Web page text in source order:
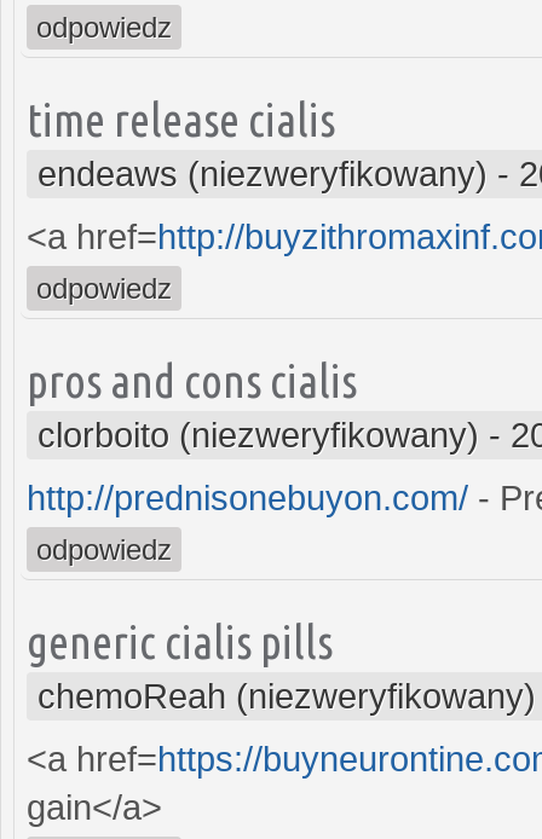
odpowiedz
time release cialis
endeaws (niezweryfikowany) -
<a href=http://
odpowiedz
pros and cons cialis
clorboito (niezweryfikowany) -
http://prednisonebuyon.com/ -
odpowiedz
generic cialis pills
chemoReah (niezweryfikowany)
<a href=https://
gain</a>